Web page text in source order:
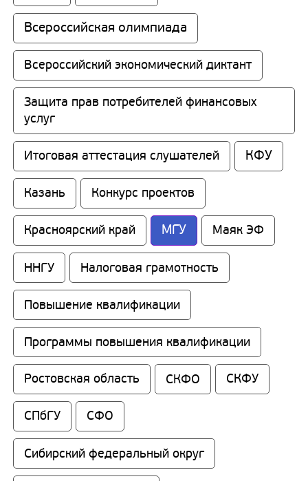
Всероссийская олимпиада
Всероссийский экономический диктант
Защита прав потребителей финансовых
услуг
Итоговая аттестация слушателей КФУ
Казань Конкурс проектов
Красноярский край МГУ Маяк ЭФ
ННГУ Налоговая грамотность
Повышение квалификации
Программы повышения квалификации
Ростовская область СКФО СКФУ
СПбГУ СФО
Сибирский федеральный округ